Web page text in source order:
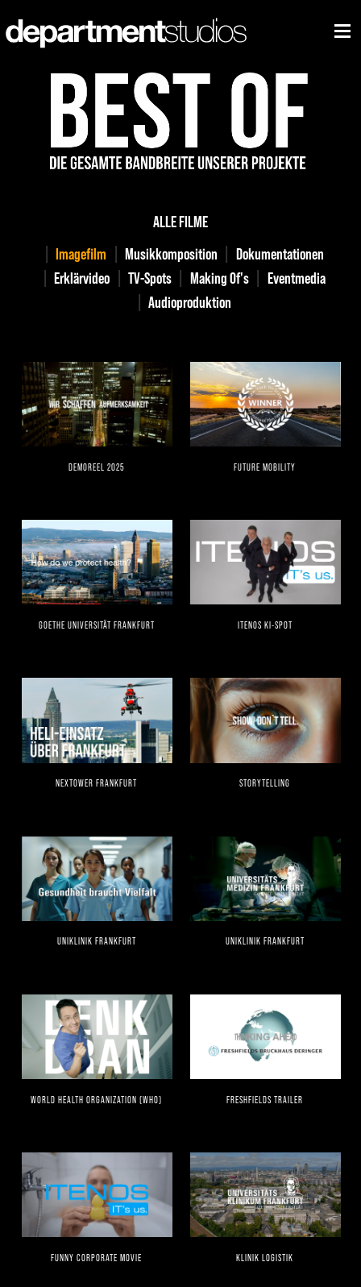
ALLE FILME
Imagefilm
Musikkomposition
Dokumentationen
Erklärvideo
TV-Spots Making Of's
Eventmedia
Audioproduktion
DEMOREEL 2025 FUTURE MOBILITY
GOETHE UNIVERSITÄT FRANKFURT ITENOS KI-SPOT
NEXTOWER FRANKFURT STORYTELLING
UNIKLINIK FRANKFURT UNIKLINIK FRANKFURT
WORLD HEALTH ORGANIZATION (WHO) FRESHFIELDS TRAILER
FUNNY CORPORATE MOVIE KLINIK LOGISTIK